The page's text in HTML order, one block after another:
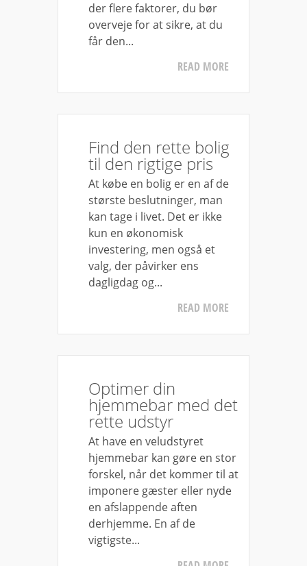
der flere faktorer, du bør
overveje for at sikre, at du
får den...
READ MORE
Find den rette bolig
til den rigtige pris
At købe en bolig er en af de
største beslutninger, man
kan tage i livet. Det er ikke
kun en økonomisk
investering, men også et
valg, der påvirker ens
dagligdag og...
READ MORE
Optimer din
hjemmebar med det
rette udstyr
At have en veludstyret
hjemmebar kan gøre en stor
forskel, når det kommer til at
imponere gæster eller nyde
en afslappende aften
derhjemme. En af de
vigtigste...